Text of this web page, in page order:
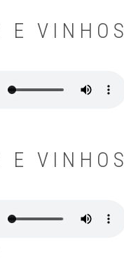
E VINHOS
E VINHOS